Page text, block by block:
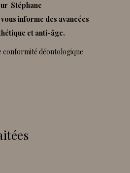
Stéphane
informe des avancées
et anti-âge.
conformité déontologique